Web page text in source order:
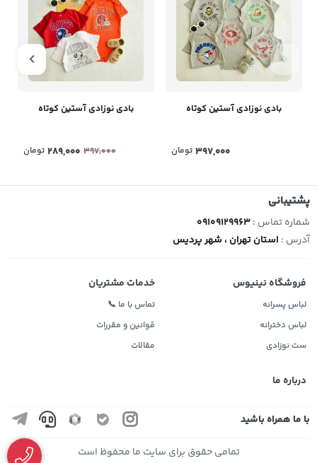
بادی نوزادی آستین کوتاه
397,000 تومان
بادی نوزادی آستین کوتاه
397,000
289,000 تومان
پشتیبانی
شماره تماس :09109129963
آدرس : استان تهران ، شهر پردیس
فروشگاه نینیوس
لباس پسرانه
لباس دخترانه
ست نوزادی
خدمات مشتریان
تماس با ما 📞
قوانین و مقررات
مقالات
درباره ما
با ما همراه باشید
تمامی حقوق برای سایت ما محفوظ است